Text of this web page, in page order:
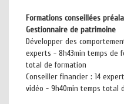
Formations conseillées
Gestionnaire de patrimoine
Développer des
experts - 8h43min temps de
total de formation
Conseiller financier : 14
vidéo - 9h40min temps total